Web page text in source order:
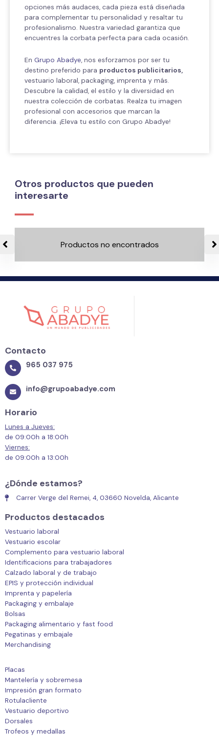
opciones más audaces, cada pieza está diseñada
para complementar tu personalidad y resaltar tu
profesionalismo. Nuestra variedad garantiza que
encuentres la corbata perfecta para cada ocasión.
En Grupo Abadye, nos esforzamos por ser tu
destino preferido para productos publicitarios,
vestuario laboral, packaging, imprenta y más.
Descubre la calidad, el estilo y la diversidad en
nuestra colección de corbatas. Realza tu imagen
profesional con accesorios que marcan la
diferencia. ¡Eleva tu estilo con Grupo Abadye!
Otros productos que pueden
interesarte
Productos no encontrados
Contacto
965 037 975
info@grupoabadye.com
Horario
Lunes a Jueves:
de 09:00h a 18:00h
Viernes:
de 09:00h a 13:00h
¿Dónde estamos?
Carrer Verge del Remei, 4, 03660 Novelda, Alicante
Productos destacados
Vestuario laboral
Vestuario escolar
Complemento para vestuario laboral
Identificacions para trabajadores
Calzado laboral y de trabajo
EPIS y protección individual
Imprenta y papelería
Packaging y embalaje
Bolsas
Packaging alimentario y fast food
Pegatinas y embajale
Merchandising
Placas
Mantelería y sobremesa
Impresión gran formato
Rotulacliente
Vestuario deportivo
Dorsales
Trofeos y medallas